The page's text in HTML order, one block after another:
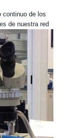
continuo de los
de nuestra red